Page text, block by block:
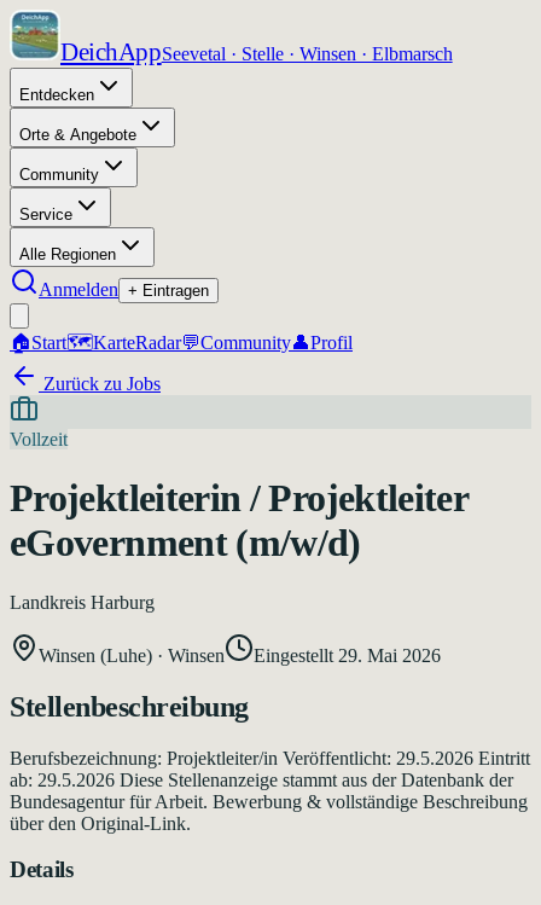
DeichAppSeevetal · Stelle · Winsen · Elbmarsch
Entdecken
Orte & Angebote
Community
Service
Alle Regionen
Anmelden + Eintragen
🏠Start🗺️KarteRadar💬Community👤Profil
Zurück zu Jobs
Vollzeit
Projektleiterin / Projektleiter
eGovernment (m/w/d)
Landkreis Harburg
Winsen (Luhe) · Winsen Eingestellt 29. Mai 2026
Stellenbeschreibung
Berufsbezeichnung: Projektleiter/in Veröffentlicht: 29.5.2026 Eintritt
ab: 29.5.2026 Diese Stellenanzeige stammt aus der Datenbank der
Bundesagentur für Arbeit. Bewerbung & vollständige Beschreibung
über den Original-Link.
Details